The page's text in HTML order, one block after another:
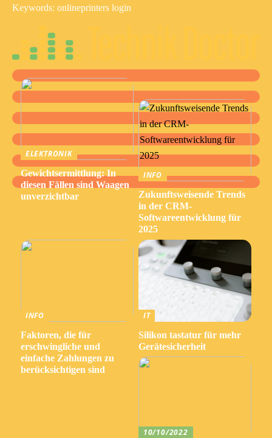
Keywords: onlineprinters login
ELEKTRONIK
Gewichtsermittlung: In
diesen Fällen sind Waagen
unverzichtbar
INFO
Zukunftsweisende Trends
in der CRM-
Softwareentwicklung für
2025
INFO
Faktoren, die für
erschwingliche und
einfache Zahlungen zu
berücksichtigen sind
IT
Silikon tastatur für mehr
Gerätesicherheit
10/10/2022